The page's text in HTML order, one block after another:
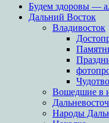
Будем здоровы —
Дальний Восток
Владивосток
Вошедшие в
Народы